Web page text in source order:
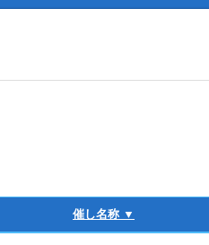
催し名称 ▼